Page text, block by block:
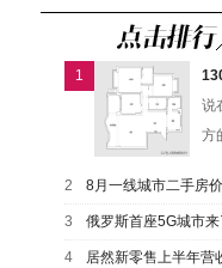
1
说
方
2 8月一线城市二手房
3 俄罗斯首座5G城市
4 居然新零售上半年营